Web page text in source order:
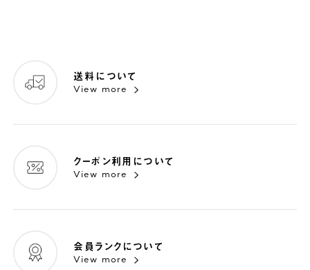
送料について
View more
クーポン利用について
View more
会員ランクについて
View more